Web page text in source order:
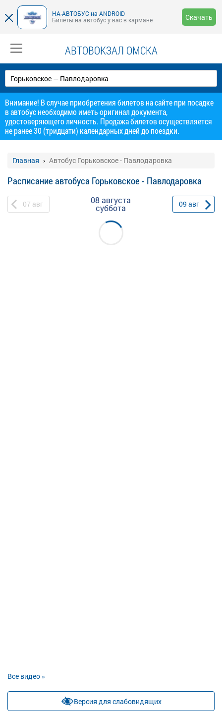
НА-АВТОБУС на ANDROID
Билеты на автобус у вас в кармане
Скачать
АВТОВОКЗАЛ ОМСКА
Внимание! В случае приобретения билетов на сайте при посадке
в автобус необходимо иметь оригинал документа,
удостоверяющего личность. Продажа билетов осуществляется
не ранее 30 (тридцати) календарных дней до поездки.
Главная Автобус Горьковское - Павлодаровка
Расписание автобуса Горьковское - Павлодаровка
07 авг 08 августа
суббота 09 авг
Все видео »
Версия для слабовидящих